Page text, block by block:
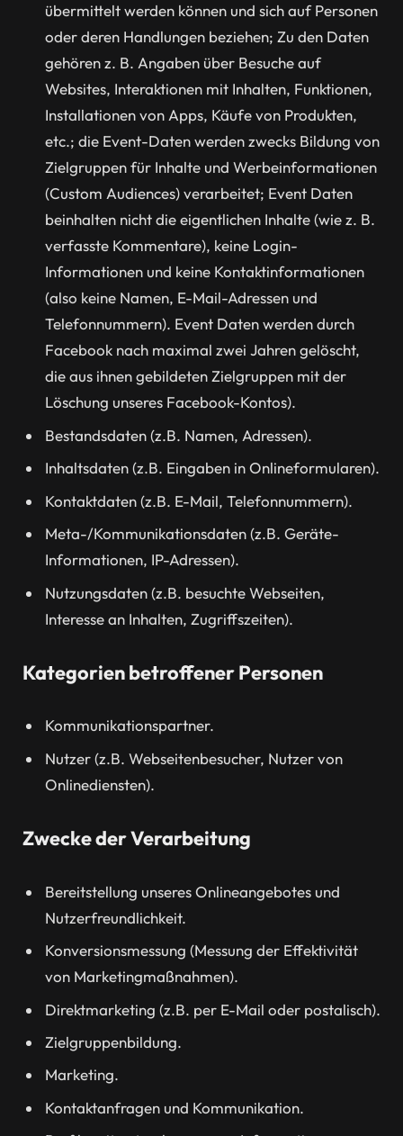
übermittelt werden können und sich auf Personen
oder deren Handlungen beziehen; Zu den Daten
gehören z. B. Angaben über Besuche auf
Websites, Interaktionen mit Inhalten, Funktionen,
Installationen von Apps, Käufe von Produkten,
etc.; die Event-Daten werden zwecks Bildung von
Zielgruppen für Inhalte und Werbeinformationen
(Custom Audiences) verarbeitet; Event Daten
beinhalten nicht die eigentlichen Inhalte (wie z. B.
verfasste Kommentare), keine Login-
Informationen und keine Kontaktinformationen
(also keine Namen, E-Mail-Adressen und
Telefonnummern). Event Daten werden durch
Facebook nach maximal zwei Jahren gelöscht,
die aus ihnen gebildeten Zielgruppen mit der
Löschung unseres Facebook-Kontos).
Bestandsdaten (z.B. Namen, Adressen).
Inhaltsdaten (z.B. Eingaben in Onlineformularen).
Kontaktdaten (z.B. E-Mail, Telefonnummern).
Meta-/Kommunikationsdaten (z.B. Geräte-
Informationen, IP-Adressen).
Nutzungsdaten (z.B. besuchte Webseiten,
Interesse an Inhalten, Zugriffszeiten).
Kategorien betroffener Personen
Kommunikationspartner.
Nutzer (z.B. Webseitenbesucher, Nutzer von
Onlinediensten).
Zwecke der Verarbeitung
Bereitstellung unseres Onlineangebotes und
Nutzerfreundlichkeit.
Konversionsmessung (Messung der Effektivität
von Marketingmaßnahmen).
Direktmarketing (z.B. per E-Mail oder postalisch).
Zielgruppenbildung.
Marketing.
Kontaktanfragen und Kommunikation.